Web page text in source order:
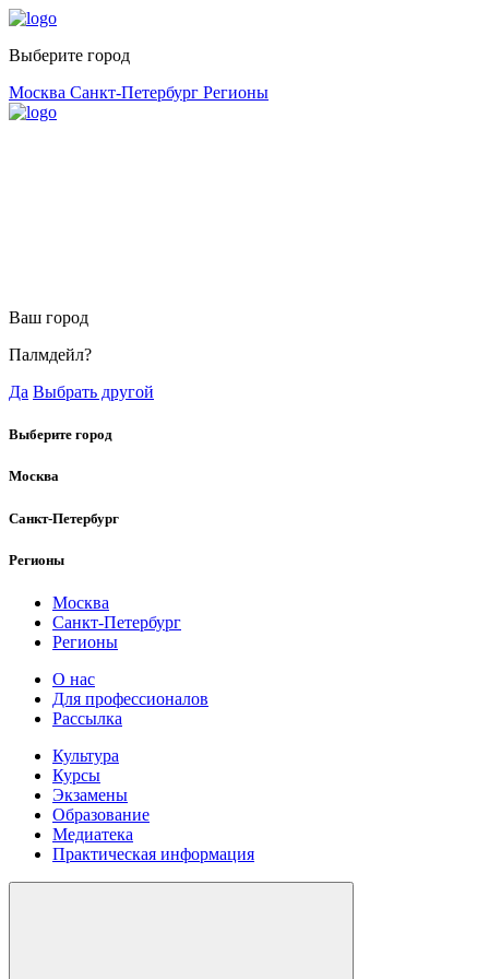
Выберите город
Москва Санкт-Петербург Регионы
Ваш город
Палмдейл?
Да Выбрать другой
Выберите город
Москва
Санкт-Петербург
Регионы
Москва
Санкт-Петербург
Регионы
О нас
Для профессионалов
Рассылка
Культура
Курсы
Экзамены
Образование
Медиатека
Практическая информация